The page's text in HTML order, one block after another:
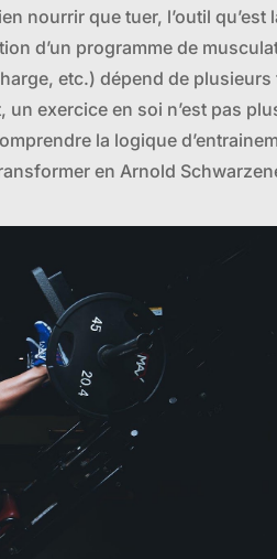
nourrir que tuer, l’outil
d’un programme de
etc.) dépend de
exercice en soi n’est pas
la logique
en Arnold